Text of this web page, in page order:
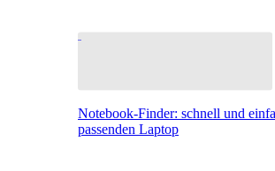
Notebook-Finder: schnell und
passenden Laptop